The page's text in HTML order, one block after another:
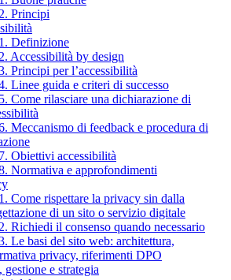
Principi
Definizione
Accessibilità by design
Principi per l’accessibilità
Linee guida e criteri di successo
Come rilasciare una dichiarazione di
Meccanismo di feedback e procedura di
Obiettivi accessibilità
Normativa e approfondimenti
Come rispettare la privacy sin dalla
di un sito o servizio digitale
Richiedi il consenso quando necessario
Le basi del sito web: architettura,
privacy, riferimenti DPO
e strategia